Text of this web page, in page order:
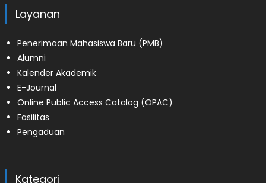
Layanan
Penerimaan Mahasiswa Baru (PMB)
Alumni
Kalender Akademik
E-Journal
Online Public Access Catalog (OPAC)
Fasilitas
Pengaduan
Kategori